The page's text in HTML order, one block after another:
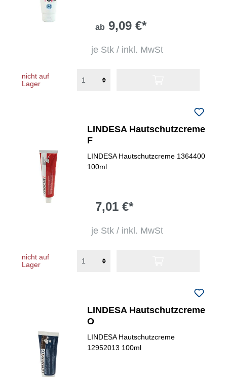
ab 9,09 €*
je Stk / inkl. MwSt
nicht auf
Lager
LINDESA Hautschutzcreme
F
LINDESA Hautschutzcreme 1364400
100ml
7,01 €*
je Stk / inkl. MwSt
nicht auf
Lager
LINDESA Hautschutzcreme
O
LINDESA Hautschutzcreme
12952013 100ml